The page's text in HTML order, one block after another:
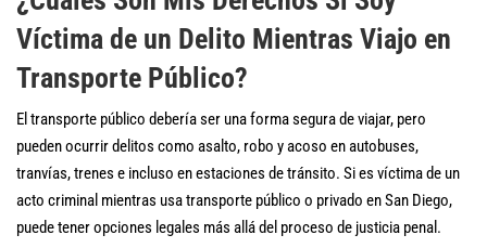
Víctima de un Delito Mientras Viajo en
Transporte Público?
El transporte público debería ser una forma segura de viajar, pero
pueden ocurrir delitos como asalto, robo y acoso en autobuses,
tranvías, trenes e incluso en estaciones de tránsito. Si es víctima de un
acto criminal mientras usa transporte público o privado en San Diego,
puede tener opciones legales más allá del proceso de justicia penal.